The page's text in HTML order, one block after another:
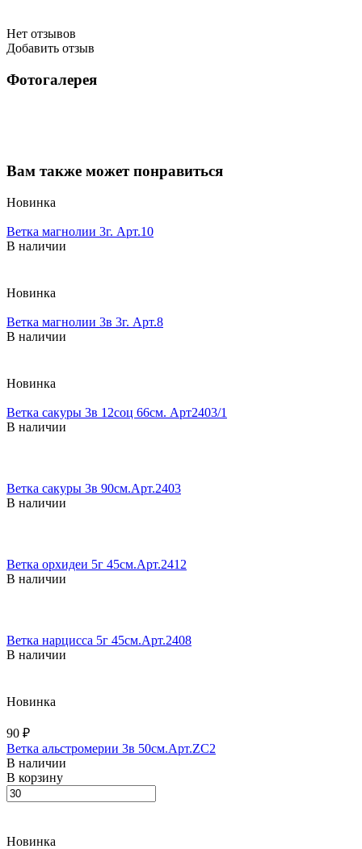
Нет отзывов
Добавить отзыв
Фотогалерея
Вам также может понравиться
Новинка
Ветка магнолии 3г. Арт.10
В наличии
Новинка
Ветка магнолии 3в 3г. Арт.8
В наличии
Новинка
Ветка сакуры 3в 12соц 66см. Арт2403/1
В наличии
Ветка сакуры 3в 90см.Арт.2403
В наличии
Ветка орхидеи 5г 45см.Арт.2412
В наличии
Ветка нарцисса 5г 45см.Арт.2408
В наличии
Новинка
90 ₽
Ветка альстромерии 3в 50см.Арт.ZC2
В наличии
В корзину
Новинка